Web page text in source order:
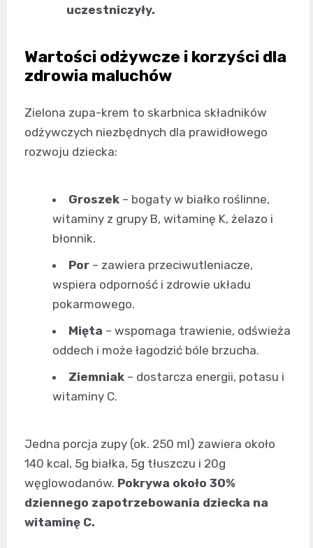
uczestniczyły.
Wartości odżywcze i korzyści dla
zdrowia maluchów
Zielona zupa-krem to skarbnica składników
odżywczych niezbędnych dla prawidłowego
rozwoju dziecka:
Groszek – bogaty w białko roślinne,
witaminy z grupy B, witaminę K, żelazo i
błonnik.
Por – zawiera przeciwutleniacze,
wspiera odporność i zdrowie układu
pokarmowego.
Mięta – wspomaga trawienie, odświeża
oddech i może łagodzić bóle brzucha.
Ziemniak – dostarcza energii, potasu i
witaminy C.
Jedna porcja zupy (ok. 250 ml) zawiera około
140 kcal, 5g białka, 5g tłuszczu i 20g
węglowodanów. Pokrywa około 30%
dziennego zapotrzebowania dziecka na
witaminę C.